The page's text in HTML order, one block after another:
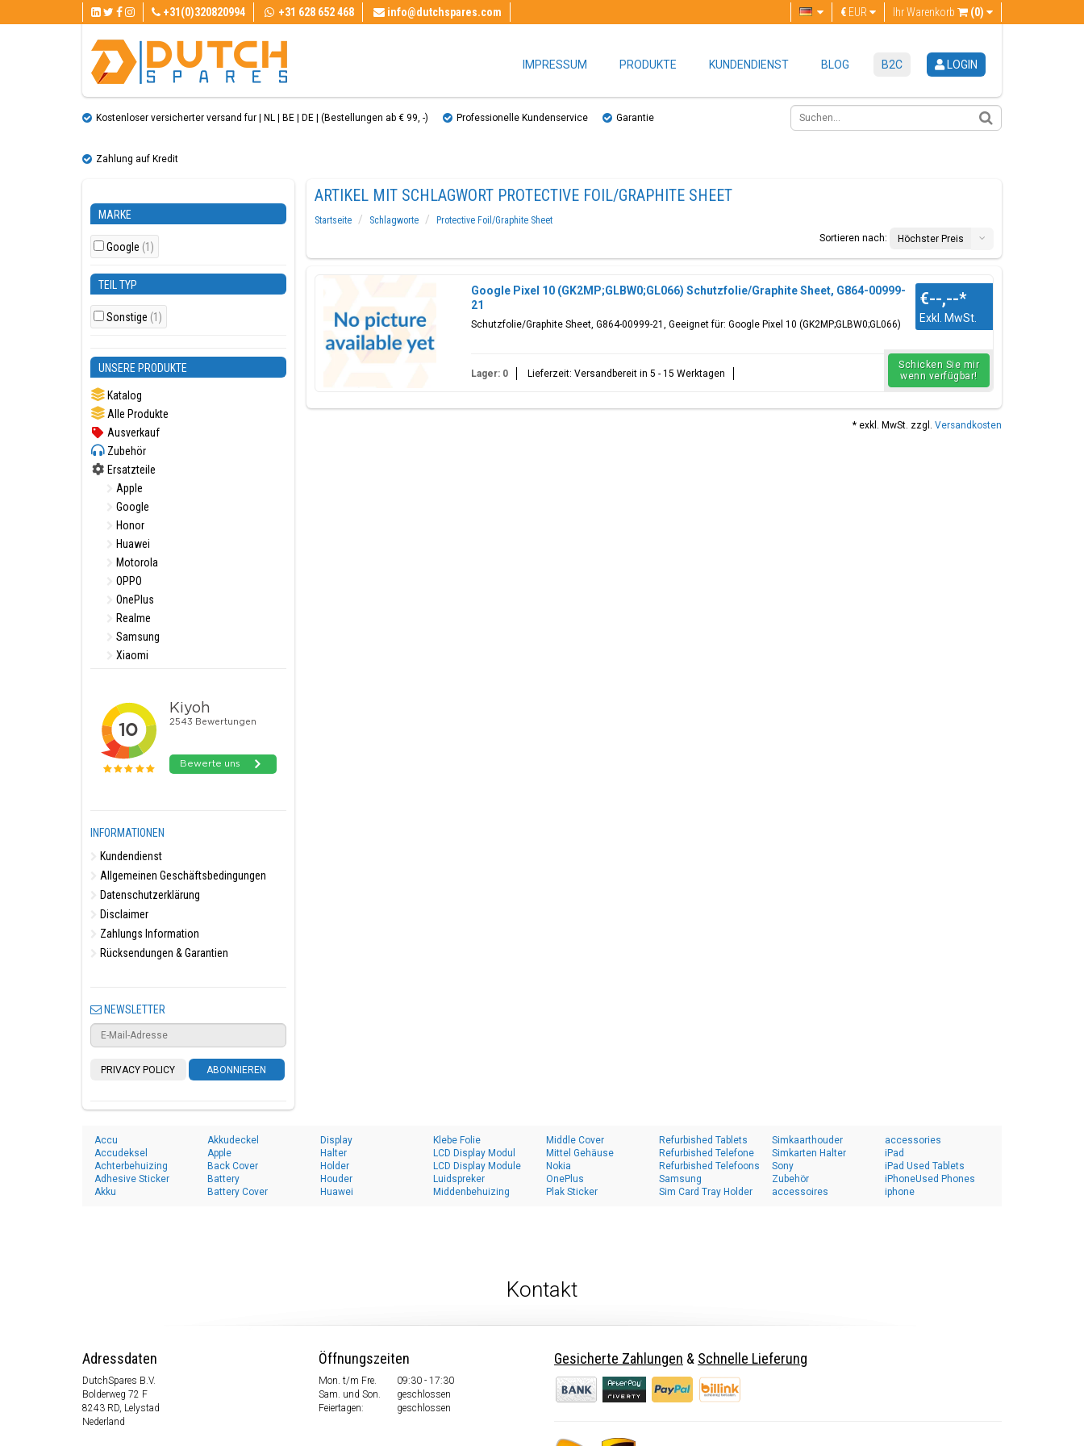
+31(0)320820994 +31 628 652 468 info@dutchspares.com Ihr Warenkorb (0)
€ EUR
IMPRESSUM PRODUKTE KUNDENDIENST BLOG B2C LOGIN
Kostenloser versicherter versand fur | NL | BE | DE | (Bestellungen ab € 99, ​​-) Professionelle Kundenservice Garantie
Zahlung auf Kredit
MARKE
Google (1)
TEIL TYP
Sonstige (1)
UNSERE PRODUKTE
Katalog
Alle Produkte
Ausverkauf
Zubehör
Ersatzteile
Apple
Google
Honor
Huawei
Motorola
OPPO
OnePlus
Realme
Samsung
Xiaomi
INFORMATIONEN
Kundendienst
Allgemeinen Geschäftsbedingungen
Datenschutzerklärung
Disclaimer
Zahlungs Information
Rücksendungen & Garantien
NEWSLETTER
PRIVACY POLICY ABONNIEREN
ARTIKEL MIT SCHLAGWORT PROTECTIVE FOIL/GRAPHITE SHEET
Startseite Schlagworte
Protective Foil/Graphite Sheet
Sortieren nach:
Höchster Preis
Google Pixel 10 (GK2MP;GLBW0;GL066) Schutzfolie/Graphite Sheet, G864-00999-
21
Schutzfolie/Graphite Sheet, G864-00999-21, Geeignet für: Google Pixel 10 (GK2MP;GLBW0;GL066)
€--,--*
Exkl. MwSt.
Lager: 0 Lieferzeit: Versandbereit in 5 - 15 Werktagen
Schicken Sie mir
wenn verfügbar!
* exkl. MwSt. zzgl. Versandkosten
Accu
Accudeksel
Achterbehuizing
Adhesive Sticker
Akku
Akkudeckel
Apple
Back Cover
Battery
Battery Cover
Display
Halter
Holder
Houder
Huawei
Klebe Folie
LCD Display Modul
LCD Display Module
Luidspreker
Middenbehuizing
Middle Cover
Mittel Gehäuse
Nokia
OnePlus
Plak Sticker
Refurbished Tablets
Refurbished Telefone
Refurbished Telefoons
Samsung
Sim Card Tray Holder
Simkaarthouder
Simkarten Halter
Sony
Zubehör
accessoires
accessories
iPad
iPad Used Tablets
iPhoneUsed Phones
iphone
Kontakt
Adressdaten
DutchSpares B.V.
Bolderweg 72 F
8243 RD, Lelystad
Nederland
Öffnungszeiten
Mon. t/m Fre.
09:30 - 17:30
Sam. und Son.
geschlossen
Feiertagen:
geschlossen
Gesicherte Zahlungen & Schnelle Lieferung